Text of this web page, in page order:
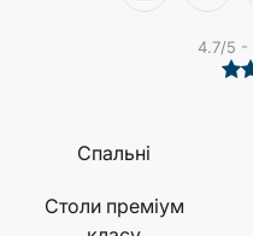
4.7/5 -
Спальні
Столи преміум